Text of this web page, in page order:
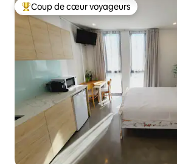
Coups de cœur voyageurs les plus
Coup de cœur voyageurs